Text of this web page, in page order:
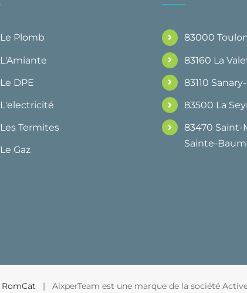
Le Plomb
L'Amiante
Le DPE
L'electricité
Les Termites
Le Gaz
83000
83160 La
83110
83500 La
83470 Saint-
Sainte-
RomCat | AixperTeam est une marque de la société